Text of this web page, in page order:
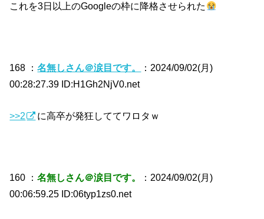
これを3日以上のGoogleの枠に降格させられた
168 ：名無しさん＠涙目です。
：2024/09/02(月)
00:28:27.39 ID:H1Gh2NjV0.net
>>2 に高卒が発狂しててワロタｗ
160 ：名無しさん＠涙目です。
：2024/09/02(月)
00:06:59.25 ID:06typ1zs0.net